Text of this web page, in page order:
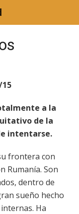
15
a la
de la
intentarse.
frontera con
Rumanía. Son
dentro de
sueño hecho
Ha